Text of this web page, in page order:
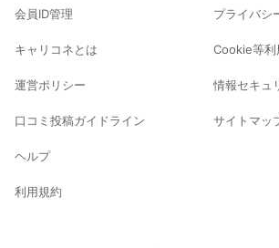
会員ID管理
キャリコネとは
運営ポリシー
口コミ投稿ガイドライン
ヘルプ
利用規約
プライバシ
Cookie等利
情報セキュ
サイトマッ